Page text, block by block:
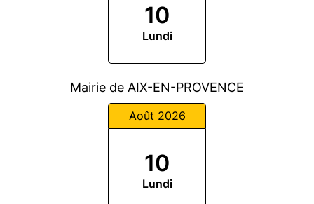
10
Lundi
Mairie de AIX-EN-PROVENCE
Août 2026
10
Lundi